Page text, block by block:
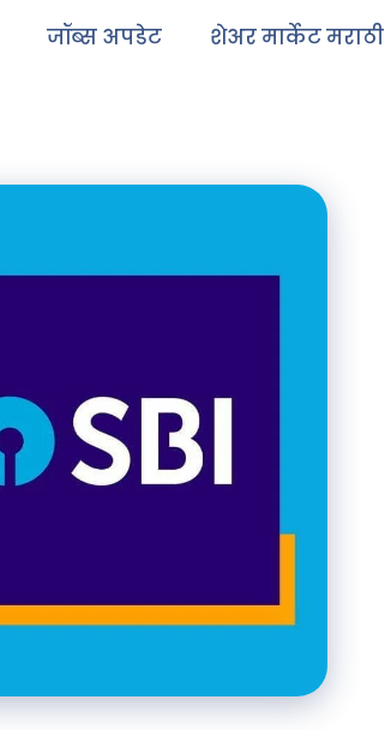
जॉब्स अपडेट
शेअर मार्केट मराठी